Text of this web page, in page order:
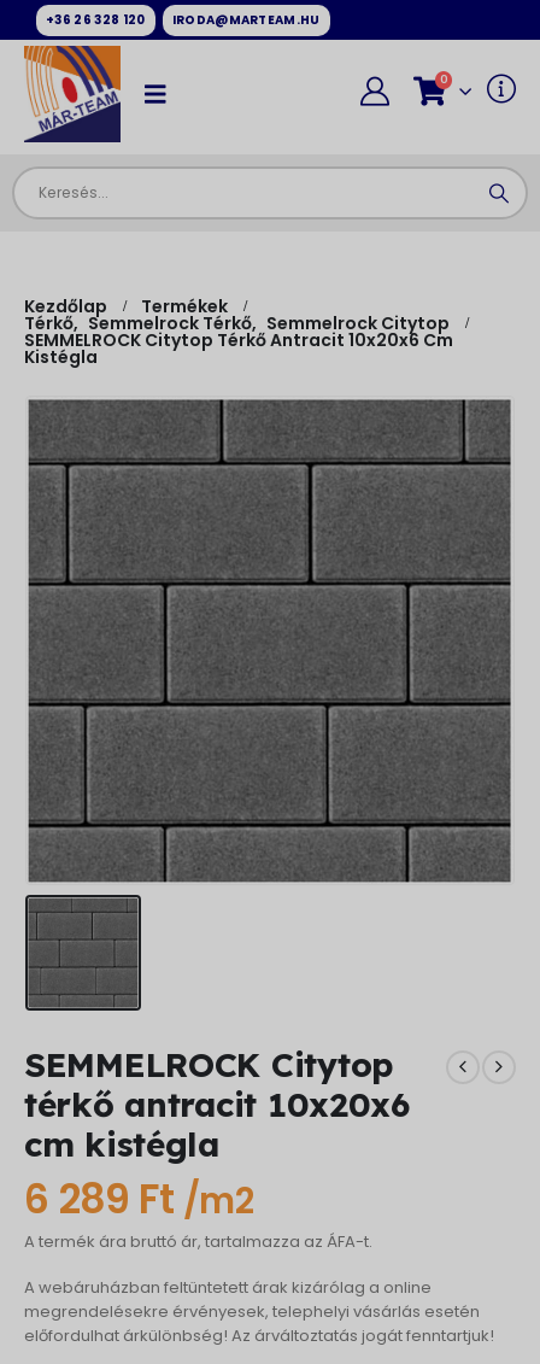
+36 26 328 120 IRODA@MARTEAM.HU
0
Kezdőlap Termékek
Térkő, Semmelrock Térkő, Semmelrock Citytop
SEMMELROCK Citytop Térkő Antracit 10x20x6 Cm
Kistégla
SEMMELROCK Citytop
térkő antracit 10x20x6
cm kistégla
6 289 Ft /m2
A termék ára bruttó ár, tartalmazza az ÁFA-t.
A webáruházban feltüntetett árak kizárólag a online
megrendelésekre érvényesek, telephelyi vásárlás esetén
előfordulhat árkülönbség! Az árváltoztatás jogát fenntartjuk!